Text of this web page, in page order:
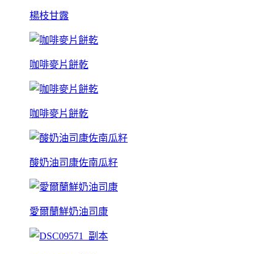
楊枝甘露
咖啡麥片餅乾
咖啡麥片餅乾
酸奶油司康佐南瓜籽
愛爾蘭鮮奶油司康